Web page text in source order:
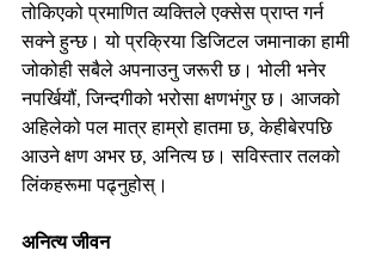
तोकिएको प्रमाणित व्यक्तिले एक्सेस प्राप्त गर्न
सक्ने हुन्छ। यो प्रक्रिया डिजिटल जमानाका हामी
जोकोही सबैले अपनाउनु जरूरी छ। भोली भनेर
नपर्खियौं, जिन्दगीको भरोसा क्षणभंगुर छ। आजको
अहिलेको पल मात्र हाम्रो हातमा छ, केहीबेरपछि
आउने क्षण अभर छ, अनित्य छ। सविस्तार तलको
लिंकहरूमा पढ्नुहोस्।
अनित्य जीवन